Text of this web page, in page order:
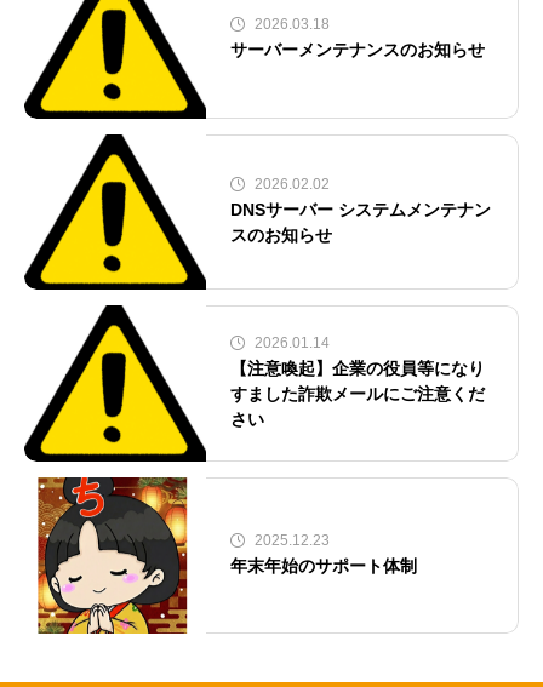
2026.03.18
サーバーメンテナンスのお知らせ
2026.02.02
DNSサーバー システムメンテナン
スのお知らせ
2026.01.14
【注意喚起】企業の役員等になり
すました詐欺メールにご注意くだ
さい
2025.12.23
年末年始のサポート体制